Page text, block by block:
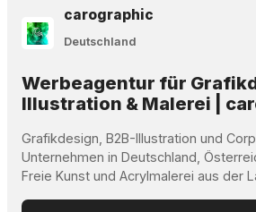
carographic
Deutschland
Werbeagentur für
Illustration & Malerei |
Grafikdesign, B2B-Illustration und
Unternehmen in Deutschland,
Freie Kunst und Acrylmalerei aus der